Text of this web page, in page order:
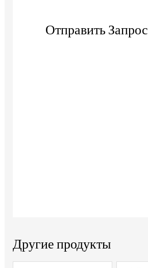
Отправить Запрос
Другие продукты